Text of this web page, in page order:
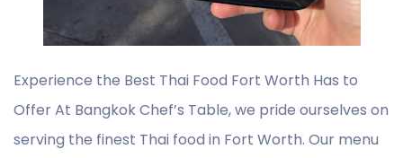
Experience the Best Thai Food Fort Worth Has to
Offer At Bangkok Chef’s Table, we pride ourselves on
serving the finest Thai food in Fort Worth. Our menu